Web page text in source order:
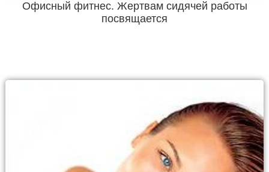
Офисный фитнес. Жертвам сидячей работы
посвящается